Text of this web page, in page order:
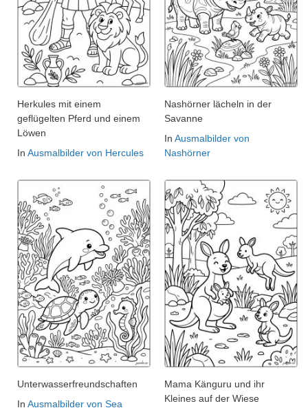
Herkules mit einem
geflügelten Pferd und einem
Löwen
In Ausmalbilder von Hercules
Nashörner lächeln in der
Savanne
In Ausmalbilder von
Nashörner
Unterwasserfreundschaften
In Ausmalbilder von Sea
Mama Känguru und ihr
Kleines auf der Wiese